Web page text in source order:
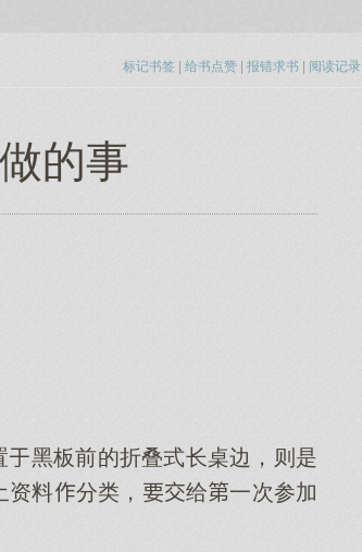
标记书签 | 给书点赞 | 报错求书 | 阅读记录
的事
板前的折叠式长桌边，则是
资料分类，给一次参加